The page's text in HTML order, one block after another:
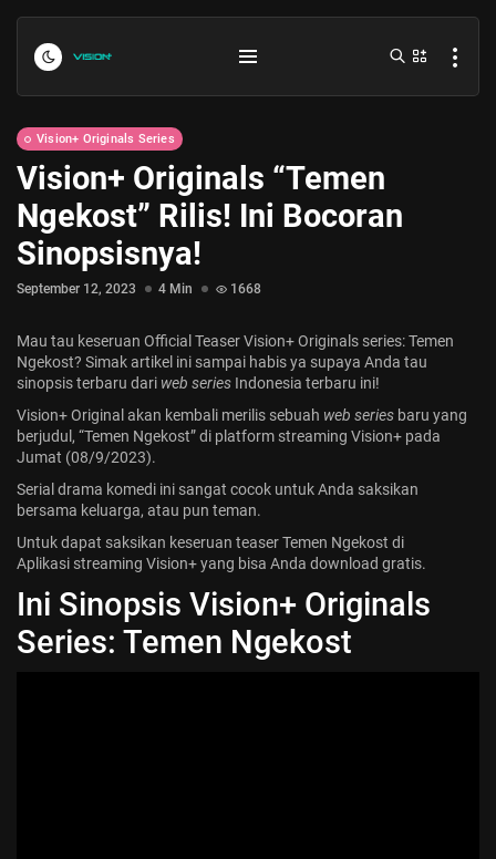
July 27, 2026 4 Min
Formula 1 Hungarian Grand Prix...
July 23, 2026
Jadwal ASEAN Hyundai Cup 2026...
July 22, 2026 3 Min
Vision+ Originals Series
Vision+ Originals “Temen
Ngekost” Rilis! Ini Bocoran
Sinopsisnya!
September 12, 2023 4 Min 1668
Mau tau keseruan Official Teaser Vision+ Originals series: Temen
Ngekost? Simak artikel ini sampai habis ya supaya Anda tau
sinopsis terbaru dari web series Indonesia terbaru ini!
Vision+ Original akan kembali merilis sebuah web series baru yang
berjudul, “Temen Ngekost” di platform streaming Vision+ pada
Jumat (08/9/2023).
Serial drama komedi ini sangat cocok untuk Anda saksikan
bersama keluarga, atau pun teman.
Untuk dapat saksikan keseruan teaser Temen Ngekost di
Aplikasi streaming Vision+yang bisa Anda download gratis.
Ini Sinopsis Vision+ Originals
Series: Temen Ngekost